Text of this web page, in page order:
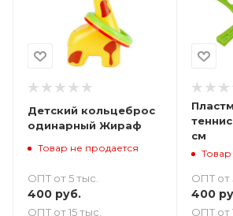
Детский кольцеброс
одинарный Жираф
Товар не продается
ОПТ от 5 тыс.
400 руб.
ОПТ от 15 тыс.
см
ОПТ от
400
ОПТ от